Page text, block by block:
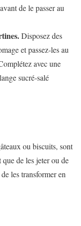
de le passer au
Disposez des
et passez-les au
avec une
sucré-salé
ou biscuits, sont
de les jeter ou de
les transformer en